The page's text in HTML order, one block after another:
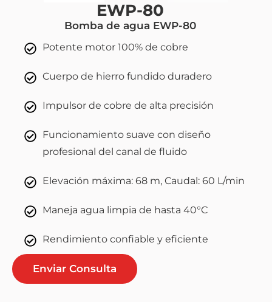
EWP-80
Bomba de agua EWP-80
Potente motor 100% de cobre
Cuerpo de hierro fundido duradero
Impulsor de cobre de alta precisión
Funcionamiento suave con diseño
profesional del canal de fluido
Elevación máxima: 68 m, Caudal: 60 L/min
Maneja agua limpia de hasta 40°C
Rendimiento confiable y eficiente
Enviar Consulta